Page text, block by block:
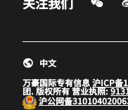
万豪国际专有信息沪ICP备
团. 版权所有 营业执照:
沪公网备
中文